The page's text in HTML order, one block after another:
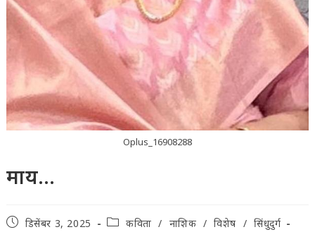
Oplus_16908288
माय…
Postडिसेंबर 3, 2025
Postकविता / नाशिक / विशेष / सिंधुदुर्ग